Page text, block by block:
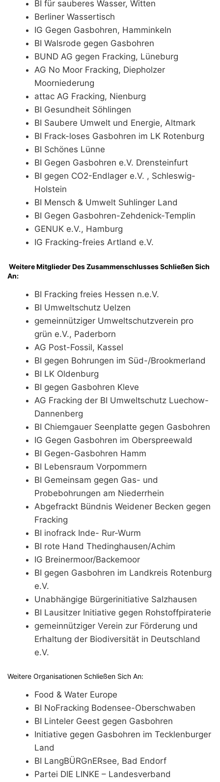
BI für sauberes Wasser, Witten
Berliner Wassertisch
IG Gegen Gasbohren, Hamminkeln
BI Walsrode gegen Gasbohren
BUND AG gegen Fracking, Lüneburg
AG No Moor Fracking, Diepholzer
Moorniederung
attac AG Fracking, Nienburg
BI Gesundheit Söhlingen
BI Saubere Umwelt und Energie, Altmark
BI Frack-loses Gasbohren im LK Rotenburg
BI Schönes Lünne
BI Gegen Gasbohren e.V. Drensteinfurt
BI gegen CO2-Endlager e.V. , Schleswig-
Holstein
BI Mensch & Umwelt Suhlinger Land
BI Gegen Gasbohren-Zehdenick-Templin
GENUK e.V., Hamburg
IG Fracking-freies Artland e.V.
Weitere Mitglieder Des Zusammenschlusses Schließen Sich
An:
BI Fracking freies Hessen n.e.V.
BI Umweltschutz Uelzen
gemeinnütziger Umweltschutzverein pro
grün e.V., Paderborn
AG Post-Fossil, Kassel
BI gegen Bohrungen im Süd-/Brookmerland
BI LK Oldenburg
BI gegen Gasbohren Kleve
AG Fracking der BI Umweltschutz Luechow-
Dannenberg
BI Chiemgauer Seenplatte gegen Gasbohren
IG Gegen Gasbohren im Oberspreewald
BI Gegen-Gasbohren Hamm
BI Lebensraum Vorpommern
BI Gemeinsam gegen Gas- und
Probebohrungen am Niederrhein
Abgefrackt Bündnis Weidener Becken gegen
Fracking
BI inofrack Inde- Rur-Wurm
BI rote Hand Thedinghausen/Achim
IG Breinermoor/Backemoor
BI gegen Gasbohren im Landkreis Rotenburg
e.V.
Unabhängige Bürgerinitiative Salzhausen
BI Lausitzer Initiative gegen Rohstoffpiraterie
gemeinnütziger Verein zur Förderung und
Erhaltung der Biodiversität in Deutschland
e.V.
Weitere Organisationen Schließen Sich An:
Food & Water Europe
BI NoFracking Bodensee-Oberschwaben
BI Linteler Geest gegen Gasbohren
Initiative gegen Gasbohren im Tecklenburger
Land
BI LangBÜRGnERsee, Bad Endorf
Partei DIE LINKE – Landesverband